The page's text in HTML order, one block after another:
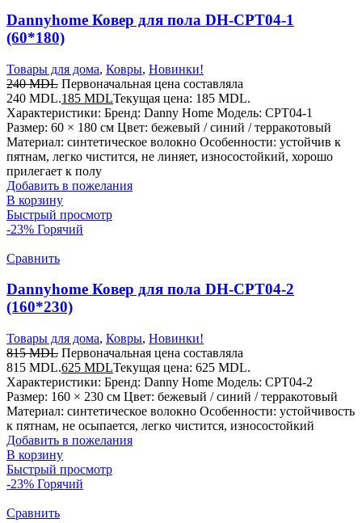
Dannyhome Ковер для пола DH-CPT04-1
(60*180)
Товары для дома, Ковры, Новинки!
240MDL Первоначальная цена составляла
240 MDL.185 MDLТекущая цена: 185 MDL.
Характеристики: Бренд: Danny Home Модель: CPT04-1
Размер: 60 × 180 см Цвет: бежевый / синий / терракотовый
Материал: синтетическое волокно Особенности: устойчив к
пятнам, легко чистится, не линяет, износостойкий, хорошо
прилегает к полу
Добавить в пожелания
В корзину
Быстрый просмотр
-23% Горячий
Сравнить
Dannyhome Ковер для пола DH-CPT04-2
(160*230)
Товары для дома, Ковры, Новинки!
815MDL Первоначальная цена составляла
815 MDL.625 MDLТекущая цена: 625 MDL.
Характеристики: Бренд: Danny Home Модель: CPT04-2
Размер: 160 × 230 см Цвет: бежевый / синий / терракотовый
Материал: синтетическое волокно Особенности: устойчивость
к пятнам, не осыпается, легко чистится, износостойкий
Добавить в пожелания
В корзину
Быстрый просмотр
-23% Горячий
Сравнить